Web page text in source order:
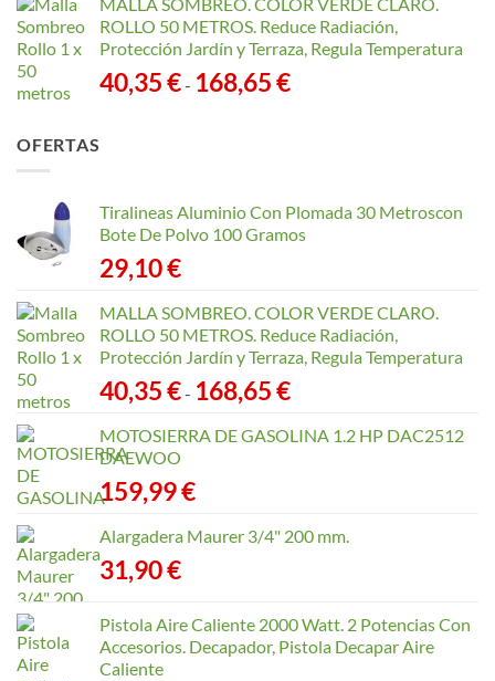
ROLLO 50 METROS. Reduce Radiación,
Protección Jardín y Terraza, Regula Temperatura
40,35€- 168,65€Rango
168,65 €
OFERTAS
Tiralineas Aluminio Con Plomada 30 Metroscon
Bote De Polvo 100 Gramos
29,10€
MALLA SOMBREO. COLOR VERDE CLARO.
ROLLO 50 METROS. Reduce Radiación,
Protección Jardín y Terraza, Regula Temperatura
40,35€- 168,65€Rango
precios:
MOTOSIERRA DE GASOLINA 1.2 HP DAC2512
DAEWOO
159,99€
Alargadera Maurer 3/4" 200 mm.
31,90€
Pistola Aire Caliente 2000 Watt. 2 Potencias Con
Accesorios. Decapador, Pistola Decapar Aire
Caliente